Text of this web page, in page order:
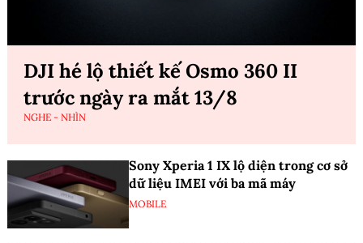
DJI hé lộ thiết kế Osmo 360 II
trước ngày ra mắt 13/8
NGHE - NHÌN
Sony Xperia 1 IX lộ diện trong cơ sở
dữ liệu IMEI với ba mã máy
MOBILE